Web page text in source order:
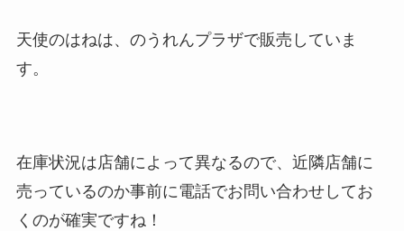
均で売ってる？
天使のはねは、のうれんプラザで販売していま
す。
在庫状況は店舗によって異なるので、近隣店舗に
売っているのか事前に電話でお問い合わせしてお
くのが確実ですね！